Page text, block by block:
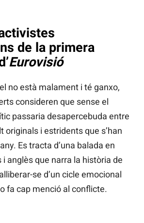
de la primera
Eurovisió
no està malament i té ganxo,
consideren que sense el
passaria desapercebuda entre
originals i estridents que s’han
Es tracta d’una balada en
i anglès que narra la història de
se d’un cicle emocional
fa cap menció al conflicte.